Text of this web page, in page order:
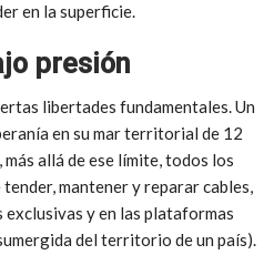
en la superficie.
presión
libertades fundamentales. Un
en su mar territorial de 12
allá de ese límite, todos los
mantener y reparar cables,
exclusivas y en las plataformas
del territorio de un país).